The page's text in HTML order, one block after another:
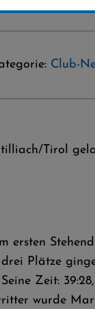
Club-
Tirol
Plätze
Zeit:
wurde